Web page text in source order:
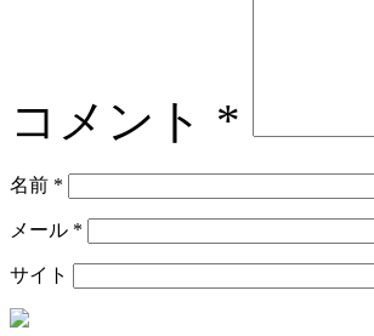
コメント *
名前 *
メール *
サイト